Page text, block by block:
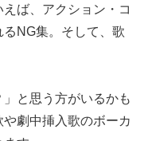
ば、アクション・コ
NG集。そして、歌
」と思う方がいるかも
劇中挿入歌のボーカ